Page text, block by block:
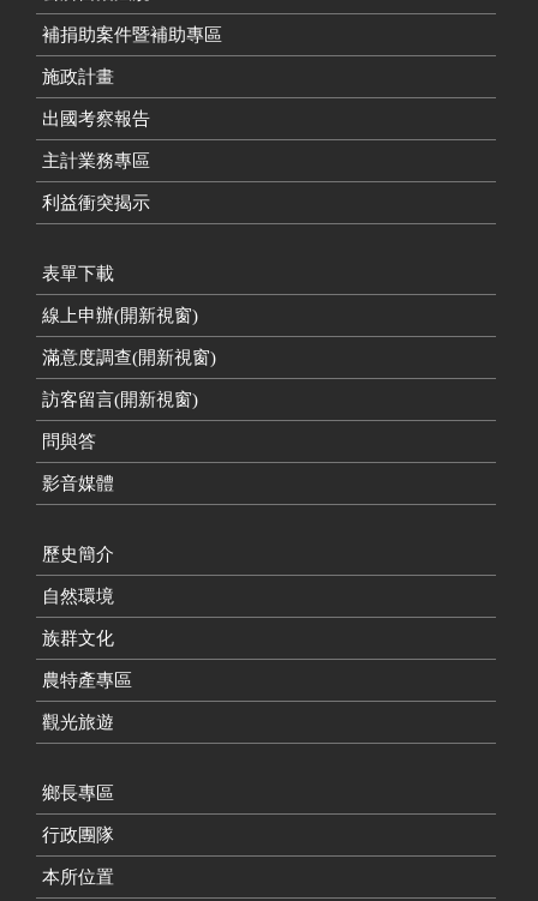
補捐助案件暨補助專區
施政計畫
出國考察報告
主計業務專區
利益衝突揭示
表單下載
線上申辦(開新視窗)
滿意度調查(開新視窗)
訪客留言(開新視窗)
問與答
影音媒體
歷史簡介
自然環境
族群文化
農特產專區
觀光旅遊
鄉長專區
行政團隊
本所位置